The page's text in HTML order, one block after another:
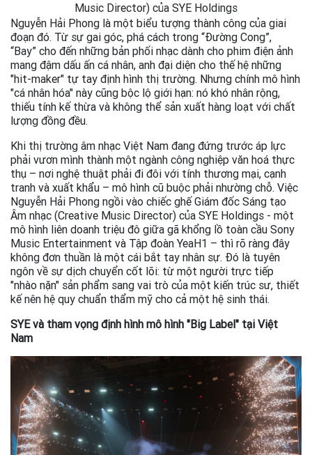
Music Director) của SYE Holdings
Nguyễn Hải Phong là một biểu tượng thành công của giai
đoạn đó. Từ sự gai góc, phá cách trong “Đường Cong”,
“Bay” cho đến những bản phối nhạc dành cho phim điện ảnh
mang đậm dấu ấn cá nhân, anh đại diện cho thế hệ những
"hit-maker" tự tay định hình thị trường. Nhưng chính mô hình
"cá nhân hóa" này cũng bộc lộ giới hạn: nó khó nhân rộng,
thiếu tính kế thừa và không thể sản xuất hàng loạt với chất
lượng đồng đều.
Khi thị trường âm nhạc Việt Nam đang đứng trước áp lực
phải vươn mình thành một ngành công nghiệp văn hoá thực
thụ – nơi nghệ thuật phải đi đôi với tính thương mại, cạnh
tranh và xuất khẩu – mô hình cũ buộc phải nhường chỗ. Việc
Nguyễn Hải Phong ngồi vào chiếc ghế Giám đốc Sáng tạo
Âm nhạc (Creative Music Director) của SYE Holdings - một
mô hình liên doanh triệu đô giữa gã khổng lồ toàn cầu Sony
Music Entertainment và Tập đoàn YeaH1 – thì rõ ràng đây
không đơn thuần là một cái bắt tay nhân sự. Đó là tuyên
ngôn về sự dịch chuyển cốt lõi: từ một người trực tiếp
"nhào nặn" sản phẩm sang vai trò của một kiến trúc sư, thiết
kế nên hệ quy chuẩn thẩm mỹ cho cả một hệ sinh thái.
SYE và tham vọng định hình mô hình "Big Label" tại Việt
Nam